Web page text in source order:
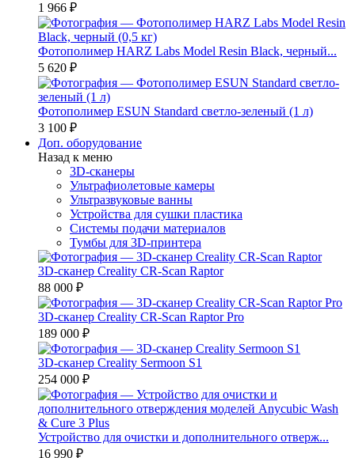
1 966 ₽
Фотополимер HARZ Labs Model Resin Black, черный...
5 620 ₽
Фотополимер ESUN Standard светло-зеленый (1 л)
3 100 ₽
Доп. оборудование
Назад к меню
3D-сканеры
Ультрафиолетовые камеры
Ультразвуковые ванны
Устройства для сушки пластика
Системы подачи материалов
Тумбы для 3D-принтера
3D-сканер Creality CR-Scan Raptor
88 000 ₽
3D-сканер Creality CR-Scan Raptor Pro
189 000 ₽
3D-сканер Creality Sermoon S1
254 000 ₽
Устройство для очистки и дополнительного отверж...
16 990 ₽